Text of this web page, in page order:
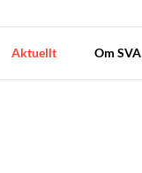
Aktuellt Om SVA